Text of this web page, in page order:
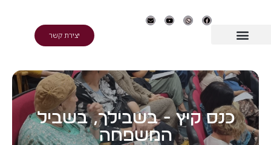
יצירת קשר
כנס קיץ - בשבילך, בשביל
המשפחה
לפרטים